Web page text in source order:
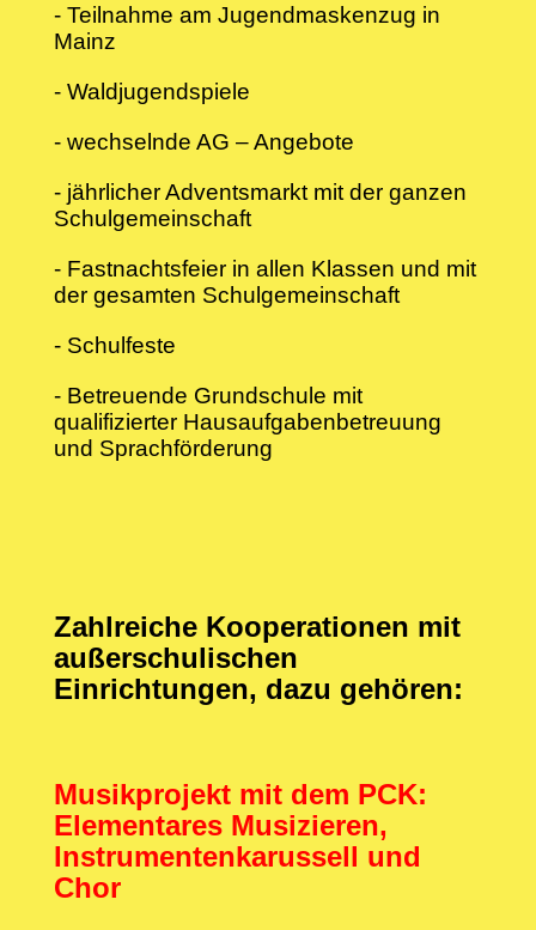
- Teilnahme am Jugendmaskenzug in
Mainz
- Waldjugendspiele
- wechselnde AG – Angebote
- jährlicher Adventsmarkt mit der ganzen
Schulgemeinschaft
- Fastnachtsfeier in allen Klassen und mit
der gesamten Schulgemeinschaft
- Schulfeste
- Betreuende Grundschule mit
qualifizierter Hausaufgabenbetreuung
und Sprachförderung
Zahlreiche Kooperationen mit
außerschulischen
Einrichtungen, dazu gehören:
Musikprojekt mit dem PCK:
Elementares Musizieren,
Instrumentenkarussell und
Chor